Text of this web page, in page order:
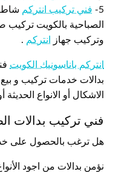
5-
فني تركيب انتركم
الصباحية بالكويت تركيب
وتركيب جهاز
انتركم .
انتركم باناسونيك الكويت
بدالات خدمات تركيب و بيع
الاشكال أو الانواع
فني تركيب بدالات
هل ترغب بالحصول على
نؤمن بدالات من اجود